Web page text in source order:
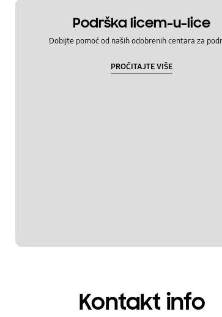
Podrška licem-u-lice
Dobijte pomoć od naših odobrenih centara za
PROČITAJTE VIŠE
Kontakt info